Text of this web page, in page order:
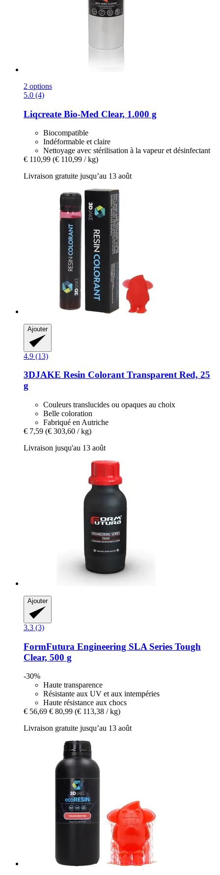
2 options
5.0 (4)
Liqcreate Bio-​Med Clear, 1.000 g
Biocompatible
Indéformable et claire
Nettoyage avec stérilisation à la vapeur et désinfectant
€ 110,99 (€ 110,99 / kg)
Livraison gratuite jusqu’au 13 août
Ajouter
4.9 (13)
3DJAKE Resin Colorant Transparent Red, 25
g
Couleurs translucides ou opaques au choix
Belle coloration
Fabriqué en Autriche
€ 7,59 (€ 303,60 / kg)
Livraison jusqu'au 13 août
Ajouter
3.3 (3)
FormFutura Engineering SLA Series Tough
Clear, 500 g
-30%
Haute transparence
Résistante aux UV et aux intempéries
Haute résistance aux chocs
€ 56,69 € 80,99 (€ 113,38 / kg)
Livraison gratuite jusqu’au 13 août